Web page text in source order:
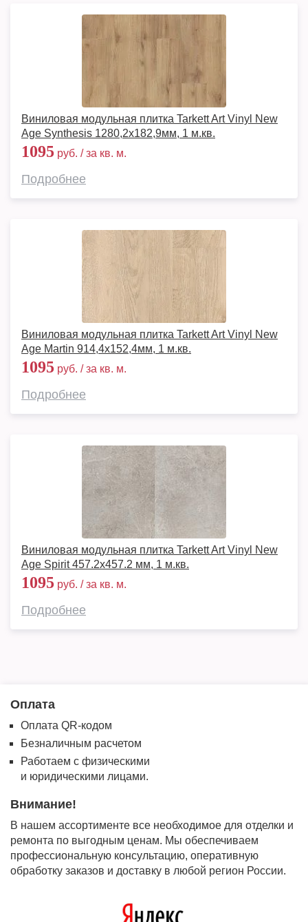
Виниловая модульная плитка Tarkett Art Vinyl New
Age Synthesis 1280,2х182,9мм, 1 м.кв.
1095 руб. / за кв. м.
Подробнее
Виниловая модульная плитка Tarkett Art Vinyl New
Age Martin 914,4х152,4мм, 1 м.кв.
1095 руб. / за кв. м.
Подробнее
Виниловая модульная плитка Tarkett Art Vinyl New
Age Spirit 457.2x457.2 мм, 1 м.кв.
1095 руб. / за кв. м.
Подробнее
Оплата
Оплата QR-кодом
Безналичным расчетом
Работаем с физическими
и юридическими лицами.
Внимание!
В нашем ассортименте все необходимое для отделки и
ремонта по выгодным ценам. Мы обеспечиваем
профессиональную консультацию, оперативную
обработку заказов и доставку в любой регион России.